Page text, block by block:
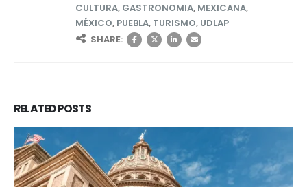
CULTURA, GASTRONOMIA, MEXICANA,
MÉXICO, PUEBLA, TURISMO, UDLAP
SHARE:
RELATEDPOSTS